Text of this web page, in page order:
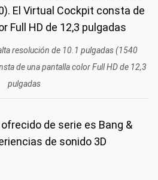
resolución de 10.1 pulgadas (1540
de una pantalla color Full HD de 12,3
pulgadas
de serie es Bang &
de sonido 3D